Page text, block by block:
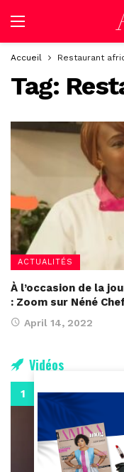
Accueil Restaurant
Tag:
ACTUALITÉS
À l’occasion de la
: Zoom sur Néné
April 14, 2022
Vidéos